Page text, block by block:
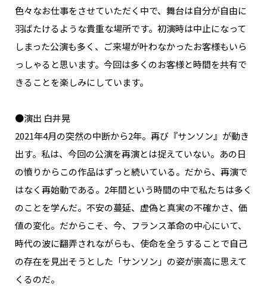
色々なお仕事をさせていただく中で、舞台は自分が自由に
羽ばたけるような貴重な場所です。初演時は中止になって
しまった公演も多く、ご来場が叶わなかったお客様もいら
っしゃると思います。今回は多くのお客様と時間を共有で
きることを楽しみにしています。
●演出 白井晃
2021年4月の突然の中断から2年。再び『サンソン』が動き
出す。私は、今回の公演を再演とは捉えていない。あの日
の憤りからこの作品はずっと続いている。だから、再演で
はなく再始動である。2年間という時間の中で私たちは多く
のことを学んだ。不安の蔓延、虚偽と真実の不確かさ、価
値の変化。だからこそ、今、フランス革命の中心にいて、
時代の波に翻弄されながらも、使命を全うすることで自己
の存在を見出そうとした「サンソン」の姿が崇高に思えて
くるのだ。